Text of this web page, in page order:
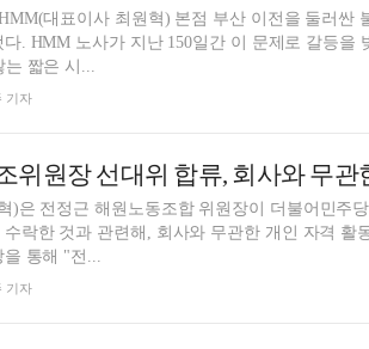
대표이사 최원혁) 본점 부산 이전을 둘러싼
. HMM 노사가 지난 150일간 이 문제로 갈등을
는 짧은 시...
기자
위원장 선대위 합류, 회사와 무관
)은 전정근 해원노동조합 위원장이 더불어민주
락한 것과 관련해, 회사와 무관한 개인 자격 활
통해 "전...
기자